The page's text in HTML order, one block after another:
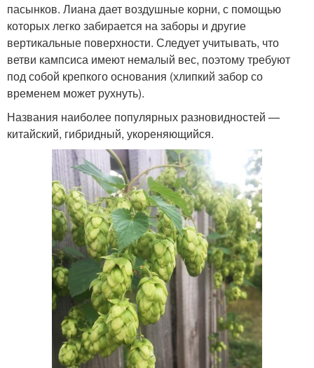
пасынков. Лиана дает воздушные корни, с помощью
которых легко забирается на заборы и другие
вертикальные поверхности. Следует учитывать, что
ветви кампсиса имеют немалый вес, поэтому требуют
под собой крепкого основания (хлипкий забор со
временем может рухнуть).
Названия наиболее популярных разновидностей —
китайский, гибридный, укореняющийся.